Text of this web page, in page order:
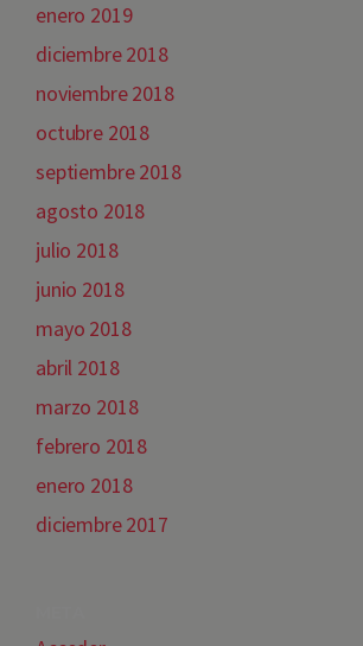
enero 2019
diciembre 2018
noviembre 2018
octubre 2018
septiembre 2018
agosto 2018
julio 2018
junio 2018
mayo 2018
abril 2018
marzo 2018
febrero 2018
enero 2018
diciembre 2017